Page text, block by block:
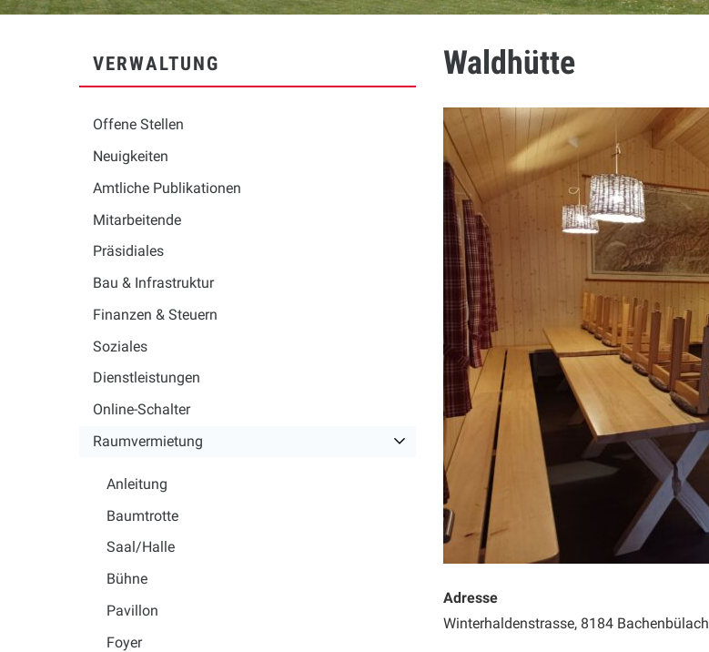
SUBNAVIGATION
VERWALTUNG
Offene Stellen
Neuigkeiten
Amtliche Publikationen
Mitarbeitende
Präsidiales
Bau & Infrastruktur
Finanzen & Steuern
Soziales
Dienstleistungen
Online-Schalter
Raumvermietung
Anleitung
Baumtrotte
Saal/Halle
Bühne
Pavillon
Foyer
Waldhütte
Adresse
Winterhaldenstrasse, 8184 Bachenbülach